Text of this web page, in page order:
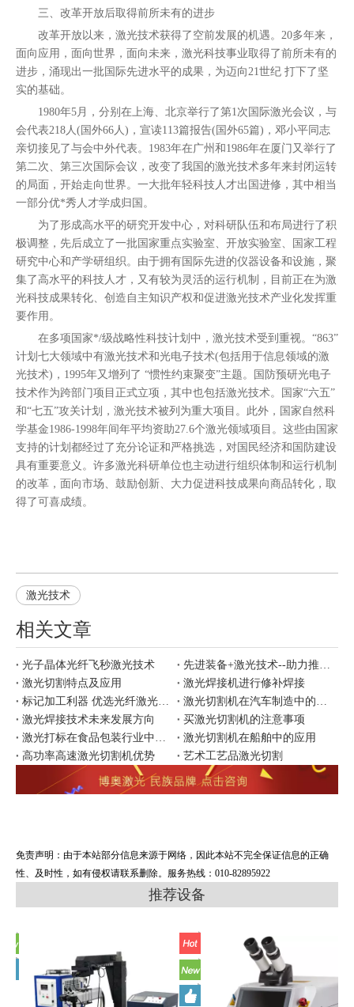
三、改革开放后取得前所未有的进步
改革开放以来，激光技术获得了空前发展的机遇。20多年来，
面向应用，面向世界，面向未来，激光科技事业取得了前所未有的
进步，涌现出一批国际先进水平的成果，为迈向21世纪 打下了坚
实的基础。
1980年5月，分别在上海、北京举行了第1次国际激光会议，与
会代表218人(国外66人)，宣读113篇报告(国外65篇)，邓小平同志
亲切接见了与会中外代表。1983年在广州和1986年在厦门又举行了
第二次、第三次国际会议，改变了我国的激光技术多年来封闭运转
的局面，开始走向世界。一大批年轻科技人才出国进修，其中相当
一部分优*秀人才学成归国。
为了形成高水平的研究开发中心，对科研队伍和布局进行了积
极调整，先后成立了一批国家重点实验室、开放实验室、国家工程
研究中心和产学研组织。由于拥有国际先进的仪器设备和设施，聚
集了高水平的科技人才，又有较为灵活的运行机制，目前正在为激
光科技成果转化、创造自主知识产权和促进激光技术产业化发挥重
要作用。
在多项国家*/级战略性科技计划中，激光技术受到重视。“863”
计划七大领域中有激光技术和光电子技术(包括用于信息领域的激
光技术)，1995年又增列了 “惯性约束聚变”主题。国防预研光电子
技术作为跨部门项目正式立项，其中也包括激光技术。国家“六五”
和“七五”攻关计划，激光技术被列为重大项目。此外，国家自然科
学基金1986-1998年间年平均资助27.6个激光领域项目。这些由国家
支持的计划都经过了充分论证和严格挑选，对国民经济和国防建设
具有重要意义。许多激光科研单位也主动进行组织体制和运行机制
的改革，面向市场、鼓励创新、大力促进科技成果向商品转化，取
得了可喜成绩。
激光技术
相关文章
光子晶体光纤飞秒激光技术
先进装备+激光技术--助力推智能制造成
激光切割特点及应用
激光焊接机进行修补焊接
标记加工利器 优选光纤激光打标
激光切割机在汽车制造中的应用
激光焊接技术未来发展方向
买激光切割机的注意事项
激光打标在食品包装行业中的应用价值
激光切割机在船舶中的应用
高功率高速激光切割机优势
艺术工艺品激光切割
免责声明：由于本站部分信息来源于网络，因此本站不完全保证信息的正确
性、及时性，如有侵权请联系删除。服务热线：010-82895922
推荐设备